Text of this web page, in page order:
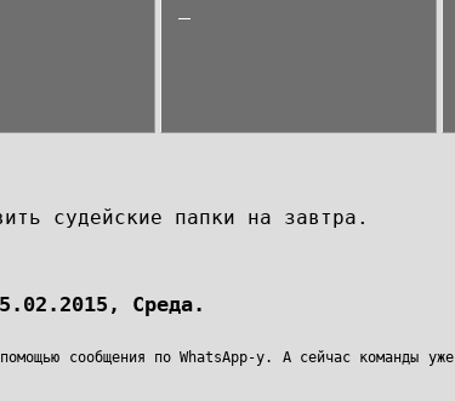
судейские папки на завтра.
5 .02.2015 , Среда.
сообщения поWhatsApp-у. А сейчас команды